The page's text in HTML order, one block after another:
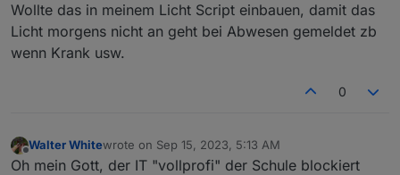
Wollte das in meinem Licht Script einbauen, damit das
Licht morgens nicht an geht bei Abwesen gemeldet zb
wenn Krank usw.
0
Offline
Walter Whitewrote on Sep 15, 2023, 5:13 AM
last edited by
Oh mein Gott, der IT "vollprofi" der Schule blockiert